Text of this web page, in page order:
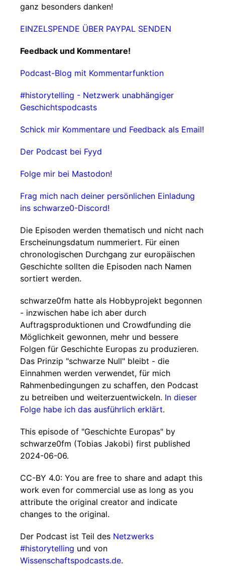
ganz besonders danken!
EINZELSPENDE ÜBER PAYPAL SENDEN
Feedback und Kommentare!
Podcast-Blog mit Kommentarfunktion
#historytelling - Netzwerk unabhängiger
Geschichtspodcasts
Schick mir Kommentare und Feedback als Email!
Der Podcast bei Fyyd
Folge mir bei Mastodon!
Frag mich nach deiner persönlichen Einladung
ins schwarze0-Discord!
Die Episoden werden thematisch und nicht nach
Erscheinungsdatum nummeriert. Für einen
chronologischen Durchgang zur europäischen
Geschichte sollten die Episoden nach Namen
sortiert werden.
schwarze0fm hatte als Hobbyprojekt begonnen
- inzwischen habe ich aber durch
Auftragsproduktionen und Crowdfunding die
Möglichkeit gewonnen, mehr und bessere
Folgen für Geschichte Europas zu produzieren.
Das Prinzip "schwarze Null" bleibt - die
Einnahmen werden verwendet, für mich
Rahmenbedingungen zu schaffen, den Podcast
zu betreiben und weiterzuentwickeln. In dieser
Folge habe ich das ausführlich erklärt.
This episode of "Geschichte Europas" by
schwarze0fm (Tobias Jakobi) first published
2024-06-06.
CC-BY 4.0: You are free to share and adapt this
work even for commercial use as long as you
attribute the original creator and indicate
changes to the original.
Der Podcast ist Teil des Netzwerks
#historytelling und von
Wissenschaftspodcasts.de.